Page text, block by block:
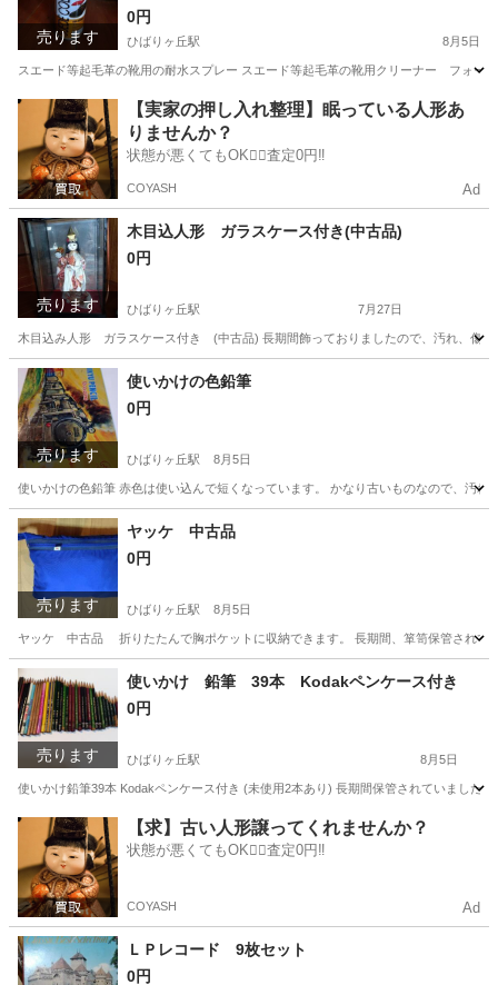
売ります
0円
ひばりヶ丘駅 8月5日
スエード等起毛革の靴用の耐水スプレー スエード等起毛革の靴用クリーナー フォー
東京 西東京市 ひばりヶ丘駅 掃除用具
【実家の押し入れ整理】眠っている人形あ
りませんか？
状態が悪くてもOK🙆‍♀️査定0円‼️
COYASH Ad
売ります
木目込人形 ガラスケース付き(中古品)
0円
ひばりヶ丘駅 7月27日
木目込み人形 ガラスケース付き (中古品) 長期間飾っておりましたので、汚れ、傷、
東京 西東京市 ひばりヶ丘駅
売ります
使いかけの色鉛筆
0円
ひばりヶ丘駅 8月5日
使いかけの色鉛筆 赤色は使い込んで短くなっています。 かなり古いものなので、汚
東京 西東京市 ひばりヶ丘駅
売ります
ヤッケ 中古品
0円
ひばりヶ丘駅 8月5日
ヤッケ 中古品 折りたたんで胸ポケットに収納できます。 長期間、箪笥保管されて
東京 ひばりヶ丘駅 その他
売ります
使いかけ 鉛筆 39本 Kodakペンケース付き
0円
ひばりヶ丘駅 8月5日
使いかけ鉛筆39本 Kodakペンケース付き (未使用2本あり) 長期間保管されていました
東京 西東京市 ひばりヶ丘駅 家庭用品
【求】古い人形譲ってくれませんか？
状態が悪くてもOK🙆‍♀️査定0円‼️
COYASH Ad
ＬＰレコード 9枚セット
0円